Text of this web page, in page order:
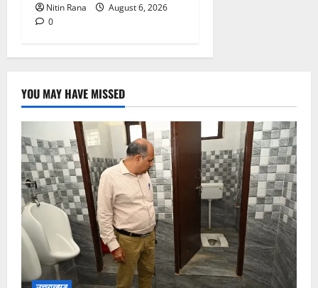
Nitin Rana
August 6, 2026
0
YOU MAY HAVE MISSED